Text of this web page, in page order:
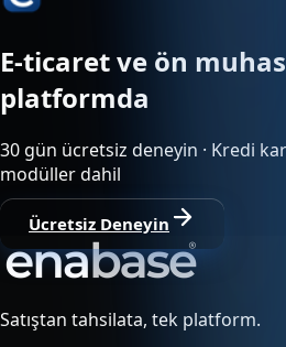
E-ticaret ve ön
platformda
30 gün ücretsiz deneyin · Kredi
modüller dahil
Ücretsiz Deneyin
Satıştan tahsilata, tek platform.